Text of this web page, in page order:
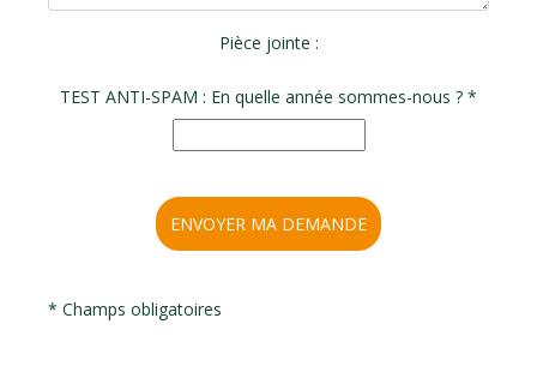
Pièce jointe :
TEST ANTI-SPAM : En quelle année sommes-nous ? *
ENVOYER MA DEMANDE
* Champs obligatoires